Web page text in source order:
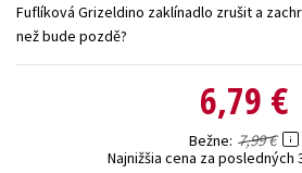
Fuflíková Grizeldino zaklínadlo zrušit a
než bude pozdě?
6,79 €
Bežne 7,99 €
Najnižšia cena za posledných